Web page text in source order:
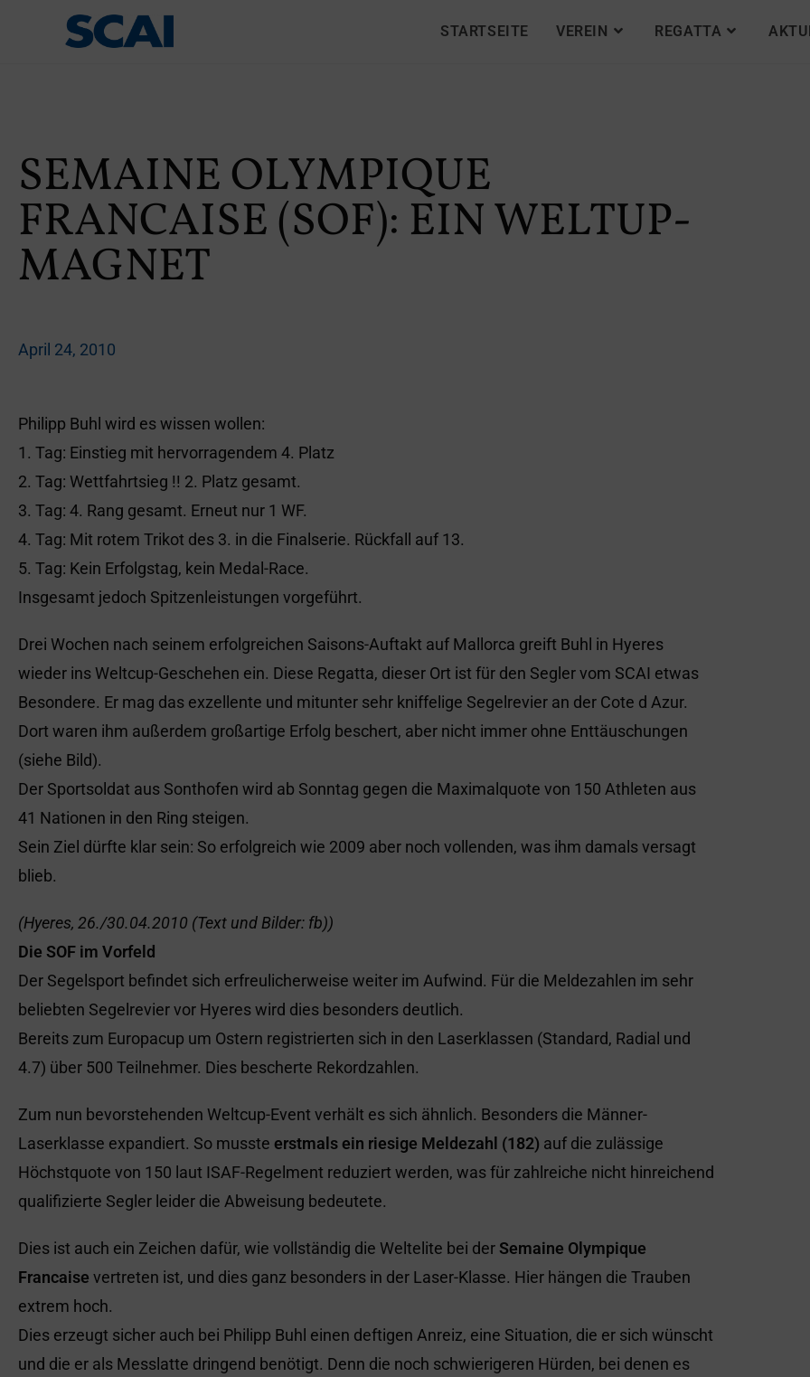
STARTSEITE VEREIN REGATTA
SEMAINE OLYMPIQUE
FRANCAISE (SOF): EIN WELTUP-
MAGNET
April 24, 2010
Philipp Buhl wird es wissen wollen:
1. Tag: Einstieg mit hervorragendem 4. Platz
2. Tag: Wettfahrtsieg !! 2. Platz gesamt.
3. Tag: 4. Rang gesamt. Erneut nur 1 WF.
4. Tag: Mit rotem Trikot des 3. in die Finalserie. Rückfall auf 13.
5. Tag: Kein Erfolgstag, kein Medal-Race.
Insgesamt jedoch Spitzenleistungen vorgeführt.
Drei Wochen nach seinem erfolgreichen Saisons-Auftakt auf Mallorca greift Buhl in Hyeres
wieder ins Weltcup-Geschehen ein. Diese Regatta, dieser Ort ist für den Segler vom SCAI etwas
Besondere. Er mag das exzellente und mitunter sehr kniffelige Segelrevier an der Cote d Azur.
Dort waren ihm außerdem großartige Erfolg beschert, aber nicht immer ohne Enttäuschungen
(siehe Bild).
Der Sportsoldat aus Sonthofen wird ab Sonntag gegen die Maximalquote von 150 Athleten aus
41 Nationen in den Ring steigen.
Sein Ziel dürfte klar sein: So erfolgreich wie 2009 aber noch vollenden, was ihm damals versagt
blieb.
(Hyeres, 26./30.04.2010 (Text und Bilder: fb))
Die SOF im Vorfeld
Der Segelsport befindet sich erfreulicherweise weiter im Aufwind. Für die Meldezahlen im sehr
beliebten Segelrevier vor Hyeres wird dies besonders deutlich.
Bereits zum Europacup um Ostern registrierten sich in den Laserklassen (Standard, Radial und
4.7) über 500 Teilnehmer. Dies bescherte Rekordzahlen.
Zum nun bevorstehenden Weltcup-Event verhält es sich ähnlich. Besonders die Männer-
Laserklasse expandiert. So musste erstmals ein riesige Meldezahl (182) auf die zulässige
Höchstquote von 150 laut ISAF-Regelment reduziert werden, was für zahlreiche nicht hinreichend
qualifizierte Segler leider die Abweisung bedeutete.
Dies ist auch ein Zeichen dafür, wie vollständig die Weltelite bei der Semaine Olympique
Francaise vertreten ist, und dies ganz besonders in der Laser-Klasse. Hier hängen die Trauben
extrem hoch.
Dies erzeugt sicher auch bei Philipp Buhl einen deftigen Anreiz, eine Situation, die er sich wünscht
und die er als Messlatte dringend benötigt. Denn die noch schwierigeren Hürden, bei denen es